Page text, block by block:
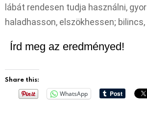
lábát rendesen tudja használni,
haladhasson, elszökhessen; bilincs,
Írd meg az eredményed!
Share this:
WhatsApp